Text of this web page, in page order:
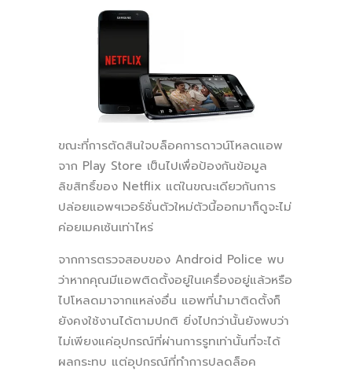
ขณะที่การตัดสินใจบล็อคการดาวน์โหลดแอพ
จาก Play Store เป็นไปเพื่อป้องกันข้อมูล
ลิขสิทธิ์ของ Netflix แต่ในขณะเดียวกันการ
ปล่อยแอพฯเวอร์ชั่นตัวใหม่ตัวนี้ออกมาก็ดูจะไม่
ค่อยเมคเซ้นเท่าไหร่
จากการตรวจสอบของ Android Police พบ
ว่าหากคุณมีแอพติดตั้งอยู่ในเครื่องอยู่แล้วหรือ
ไปโหลดมาจากแหล่งอื่น แอพที่นำมาติดตั้งก็
ยังคงใช้งานได้ตามปกติ ยิ่งไปกว่านั้นยังพบว่า
ไม่เพียงแค่อุปกรณ์ที่ผ่านการรูทเท่านั้นที่จะได้
ผลกระทบ แต่อุปกรณ์ที่ทำการปลดล็อค